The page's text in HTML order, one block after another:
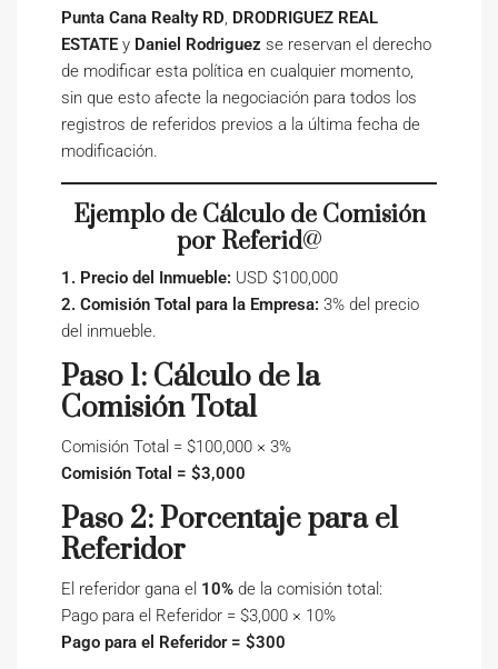
Punta Cana Realty RD, DRODRIGUEZ REAL
ESTATE y Daniel Rodriguez se reservan el derecho
de modificar esta política en cualquier momento,
sin que esto afecte la negociación para todos los
registros de referidos previos a la última fecha de
modificación.
Ejemplo de Cálculo de Comisión
por Referid@
1. Precio del Inmueble: USD $100,000
2. Comisión Total para la Empresa: 3% del precio
del inmueble.
Paso 1: Cálculo de la
Comisión Total
Comisión Total = $100,000 × 3%
Comisión Total = $3,000
Paso 2: Porcentaje para el
Referidor
El referidor gana el 10% de la comisión total:
Pago para el Referidor = $3,000 × 10%
Pago para el Referidor = $300